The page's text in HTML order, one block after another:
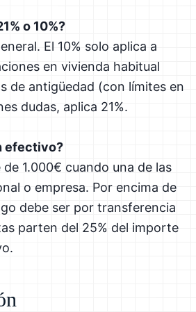
o 10%?
El 10% solo aplica a
en vivienda habitual
de antigüedad (con límites en
dudas, aplica 21%.
efectivo?
1.000€ cuando una de las
o empresa. Por encima de
debe ser por transferencia
parten del 25% del importe